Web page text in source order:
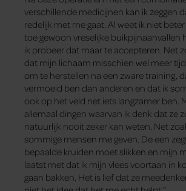
verschillende medicijnen kan ik zeggen
redelijk met me gaat. Al weet ik niet
toe gewoon vreselijke buikpijnaanvallen
ik probeer dat maar te accepteren. Net
dat mijn lichaam misschien wel meer
om te herstellen na een zware training,
vermoeid ben dan anderen en dat ik
ook op het veld net iets langzamer ben.
allemaal dingen waarvan ik denk dat ze
natuurlijk nooit zeker kan weten. Net
sommige mensen me geven. De een
bepaalde kruiden moet slikken en mijn
laatst met dat ik mijn vlees voortaan in
gaan bakken. Het is lief dat ze